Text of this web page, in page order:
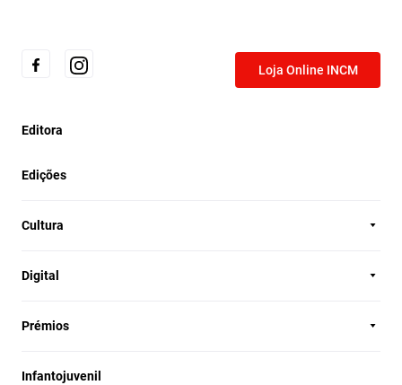
Loja Online INCM
Editora
Edições
Cultura
Digital
Prémios
Infantojuvenil